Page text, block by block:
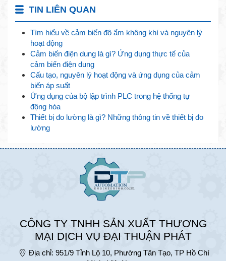
TIN LIÊN QUAN
Tìm hiểu về cảm biến độ ẩm không khí và nguyên lý
hoạt động
Cảm biến điện dung là gì? Ứng dụng thực tế của
cảm biến điện dung
Cấu tạo, nguyên lý hoạt động và ứng dụng của cảm
biến áp suất
Ứng dụng của bộ lập trình PLC trong hệ thống tự
động hóa
Thiết bị đo lường là gì? Những thông tin về thiết bị đo
lường
CÔNG TY TNHH SẢN XUẤT THƯƠNG
MẠI DỊCH VỤ ĐẠI THUẬN PHÁT
Địa chỉ: 951/9 Tỉnh Lộ 10, Phường Tân Tạo, TP Hồ Chí